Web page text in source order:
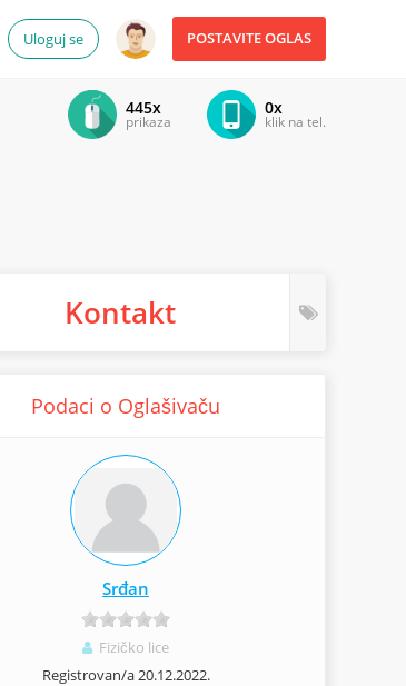
POSTAVITE OGLAS
Uloguj se
0x
klik na tel.
445x
prikaza
Kontakt
Podaci o Oglašivaču
Srđan
Fizičko lice
Registrovan/a 20.12.2022.